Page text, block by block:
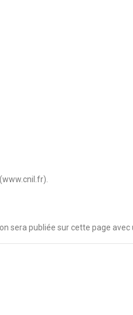
www.cnil.fr).
sera publiée sur cette page avec